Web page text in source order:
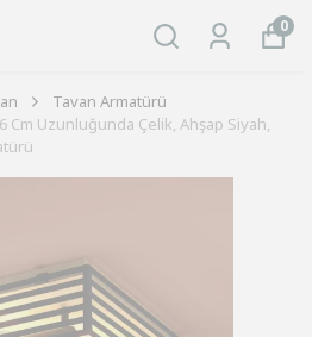
0
Tavan Armatürü
Cm Uzunluğunda Çelik, Ahşap Siyah,